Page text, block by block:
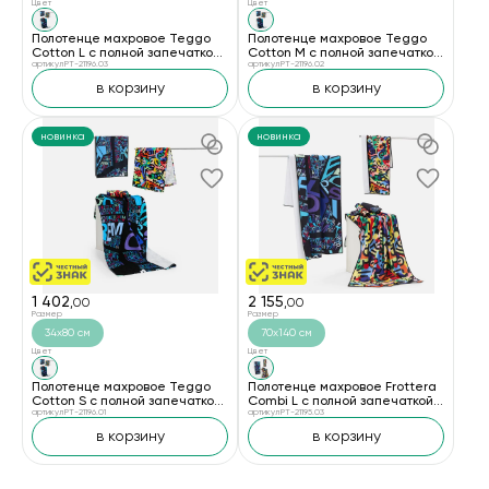
Цвет
Полотенце махровое Teggo
Cotton L с полной запечаткой
на заказ
артикул PT-21196.03
в корзину
Цвет
Полотенце махровое Teggo
Cotton М с полной запечаткой
на заказ
артикул PT-21196.02
в корзину
новинка
1 402,00
Размер
34х80 см
Цвет
Полотенце махровое Teggo
Cotton S с полной запечаткой
на заказ
артикул PT-21196.01
в корзину
новинка
2 155,00
Размер
70х140 см
Цвет
Полотенце махровое Frottera
Combi L с полной запечаткой
на заказ
артикул PT-21195.03
в корзину